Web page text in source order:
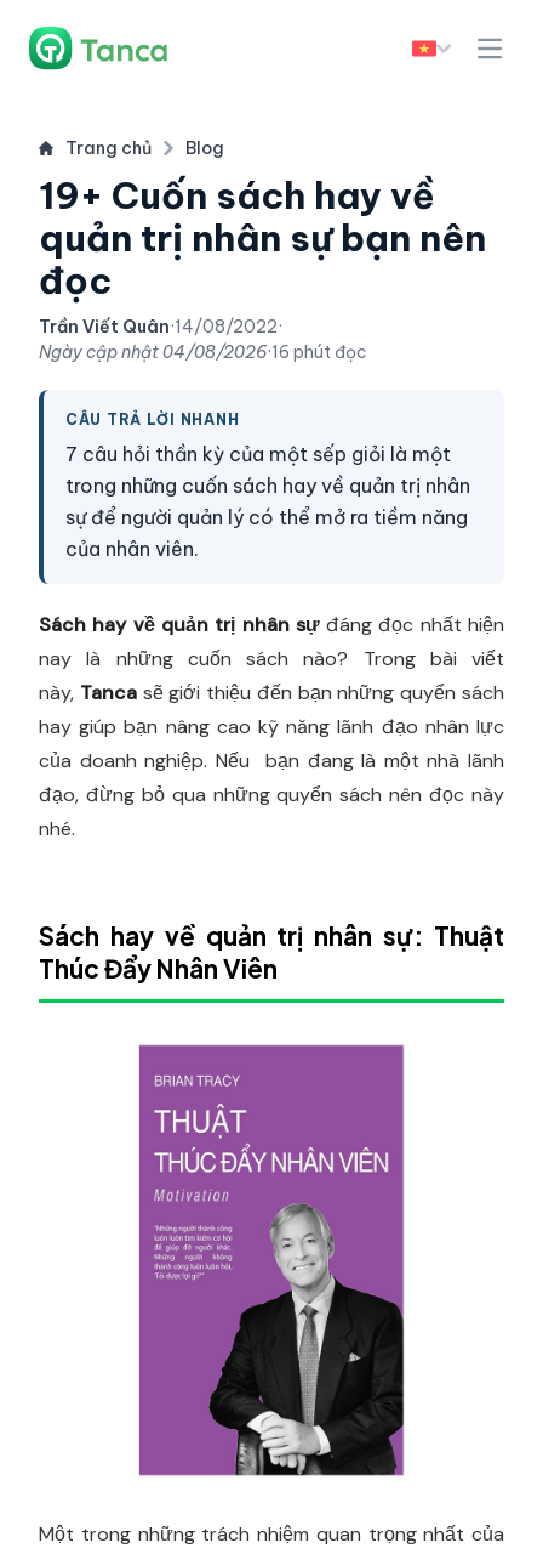
Trang chủ Blog
19+ Cuốn sách hay về
quản trị nhân sự bạn nên
đọc
Trần Viết Quân·14/08/2022·
Ngày cập nhật04/08/2026·16 phút đọc
CÂU TRẢ LỜI NHANH
7 câu hỏi thần kỳ của một sếp giỏi là một
trong những cuốn sách hay về quản trị nhân
sự để người quản lý có thể mở ra tiềm năng
của nhân viên.
Sách hay về quản trị nhân sựđáng đọc nhất hiện
nay là những cuốn sách nào? Trong bài viết
này, Tancasẽ giới thiệu đến bạn những quyển sách
hay giúp bạn nâng cao kỹ năng lãnh đạo nhân lực
của doanh nghiệp. Nếu bạn đang là một nhà lãnh
đạo, đừng bỏ qua những quyển sách nên đọc này
nhé.
Sách hay về quản trị nhân sự: Thuật
Thúc Đẩy Nhân Viên
Một trong những trách nhiệm quan trọng nhất của